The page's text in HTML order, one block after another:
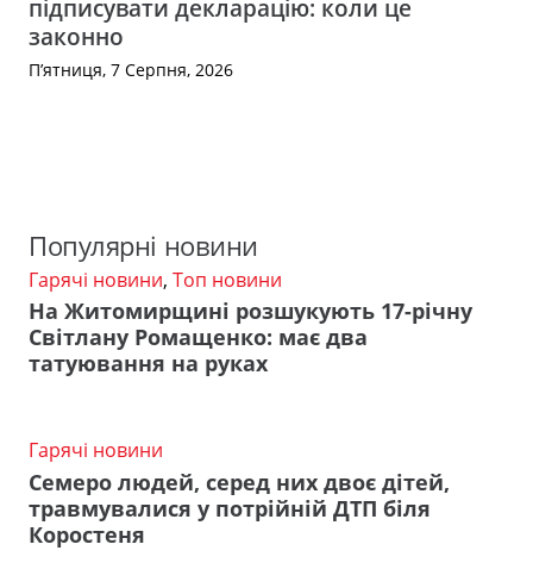
підписувати декларацію: коли це
законно
П’ятниця, 7 Серпня, 2026
Популярні новини
Гарячі новини, Топ новини
На Житомирщині розшукують 17-річну
Світлану Ромащенко: має два
татуювання на руках
Гарячі новини
Семеро людей, серед них двоє дітей,
травмувалися у потрійній ДТП біля
Коростеня